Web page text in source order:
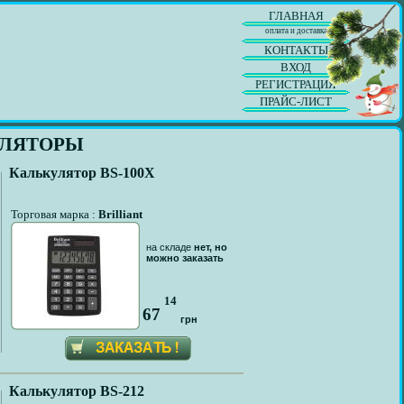
ГЛАВНАЯ
оплата и доставка
КОНТАКТЫ
ВХОД
РЕГИСТРАЦИЯ
ПРАЙС-ЛИСТ
Калькулятор BS-100X
Торговая марка : Brilliant
67
14
грн
на складе нет, но
можно заказать
Калькулятор BS-212